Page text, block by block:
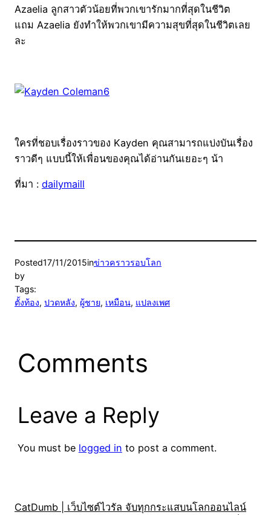
Azaelia ลูกสาวตัวน้อยที่พวกเขารักมากที่สุดในชีวิต
แถม Azaelia ยังทำให้พวกเขามีความสุขที่สุดในชีวิตเลย
ละ
ใครที่ชอบเรื่องราวของ Kayden คุณสามารถแบ่งบันเรื่อง
ราวดีๆ แบบนี้ให้เพื่อนของคุณได้อ่านกันเยอะๆ น้า
ที่มา : dailymaill
Posted17/11/2015inข่าวคราวรอบโลก
by
Tags:
ตั้งท้อง, ปวดหลัง, ผู้ชาย, เหมือน, แปลงเพศ
Comments
Leave a Reply
You must be logged in to post a comment.
CatDumb | เว็บไซต์ไวรัล จับทุกกระแสบนโลกออนไลน์